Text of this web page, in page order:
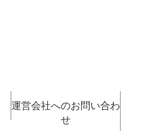
運営会社へのお問い合わ
せ